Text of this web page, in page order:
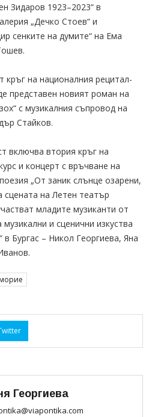
Зидаров 1923–2023“ в
„Дечко Стоев“ и
сенките на думите“ на Ема
на националния рецитал-
представен новият роман на
с музикалния съпровод на
Стайков.
включва втория кръг на
и концерт с връчване на
„От заник слънце озарени,
на Летен театър
младите музиканти от
и сценични изкуства
Бургас – Никол Георгиева, Яна
Георгиева